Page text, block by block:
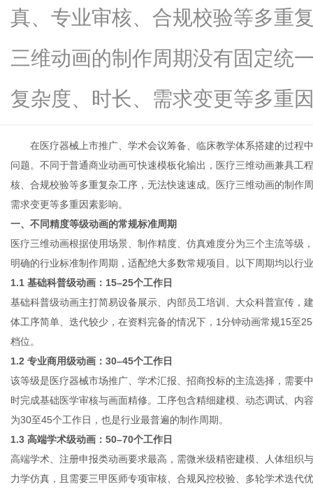
真、专业审核、合规校验等多重
三维动画的制作周期没有固定统
复杂度、时长、需求变更等多重
在医疗器械上市推广、学术会议筹备、临床教学体系搭建的过程
问题。不同于普通商业动画可快速模板化输出，医疗三维动画兼具工
核、合规校验等多重复杂工序，无法快速速成。医疗三维动画的制作
需求变更等多重因素影响。
一、不同精度等级动画的常规标准周期
医疗三维动画根据使用场景、制作精度、仿真难度分为三个主流等级
明确的行业标准制作周期，适配绝大多数常规项目。以下周期均以行
1.1 基础科普级动画：15–25个工作日
基础科普级动画主打简易设备展示、内部员工培训、大众科普宣传，
体工序简单、迭代较少，在资料完备的情况下，1分钟动画常规15至
档位。
1.2 专业商用级动画：30–45个工作日
该等级是医疗器械市场推广、学术汇报、招商投标的主流选择，需要
时完成基础医学审核与画面精修。工序包含精细建模、动态调试、内
为30至45个工作日，也是行业最普遍的制作周期。
1.3 高端学术级动画：50–70个工作日
高端学术、注册申报类动画要求最高，需微米级精密建模、人体组织
力学仿真，且需要三甲医师专项审核、合规风控校验、多轮学术迭代